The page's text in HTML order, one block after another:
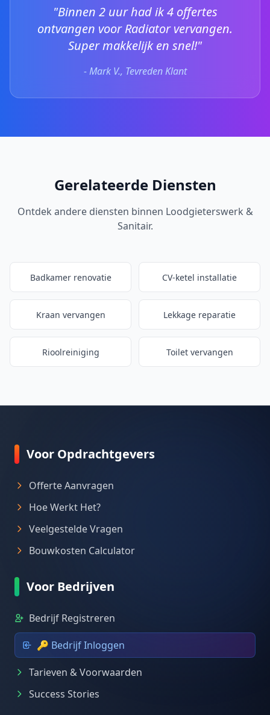
"Binnen 2 uur had ik 4 offertes
ontvangen voor Radiator vervangen.
Super makkelijk en snel!"
- Mark V., Tevreden Klant
Gerelateerde Diensten
Ontdek andere diensten binnen Loodgieterswerk &
Sanitair.
Badkamer renovatie CV-ketel installatie
Kraan vervangen Lekkage reparatie
Rioolreiniging Toilet vervangen
Voor Opdrachtgevers
Offerte Aanvragen
Hoe Werkt Het?
Veelgestelde Vragen
Bouwkosten Calculator
Voor Bedrijven
Bedrijf Registreren
🔑 Bedrijf Inloggen
Tarieven & Voorwaarden
Success Stories